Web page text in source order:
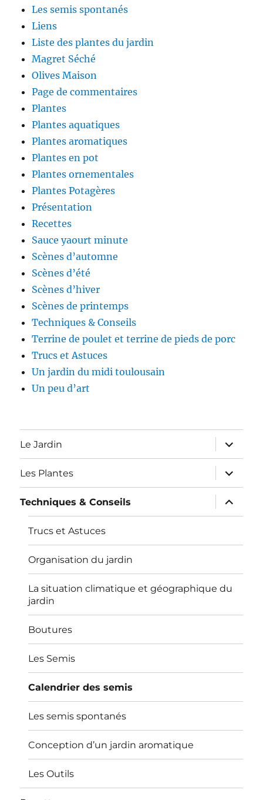
Les semis spontanés
Liens
Liste des plantes du jardin
Magret Séché
Olives Maison
Page de commentaires
Plantes
Plantes aquatiques
Plantes aromatiques
Plantes en pot
Plantes ornementales
Plantes Potagères
Présentation
Recettes
Sauce yaourt minute
Scènes d’automne
Scènes d’été
Scènes d’hiver
Scènes de printemps
Techniques & Conseils
Terrine de poulet et terrine de pieds de porc
Trucs et Astuces
Un jardin du midi toulousain
Un peu d’art
Le Jardin
expand
child
menu
Les Plantes
expand
child
menu
Techniques & Conseils
expand
child
menu
Trucs et Astuces
Organisation du jardin
La situation climatique et géographique du
jardin
Boutures
Les Semis
Calendrier des semis
Les semis spontanés
Conception d’un jardin aromatique
Les Outils